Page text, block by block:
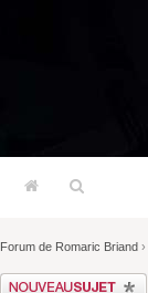
Forum de Romaric Briand ›
Écrire un nouveau sujet